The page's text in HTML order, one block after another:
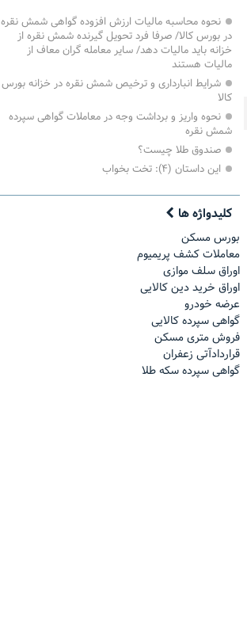
نحوه محاسبه مالیات ارزش افزوده گواهی شمش نقره
در بورس کالا/ صرفا فرد تحویل گیرنده شمش نقره از
خزانه باید مالیات دهد/ سایر معامله گران معاف از
مالیات هستند
شرایط انبارداری و ترخیص شمش نقره در خزانه بورس
کالا
نحوه واریز و برداشت وجه در معاملات گواهی سپرده
شمش نقره
صندوق طلا چیست؟
این داستان (۴): تخت بخواب
کلیدواژه ها
بورس مسکن
معاملات کشف پریمیوم
اوراق سلف موازی
اوراق خرید دین کالایی
عرضه خودرو
گواهی سپرده کالایی
فروش مترى مسكن
قراردادآتی زعفران
گواهی سپرده سکه طلا